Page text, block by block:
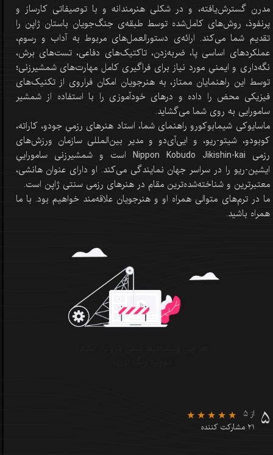
مدرن گسترش‌یافته، و در شکلی هنرمندانه و با توصیفاتی کارساز و
پرنفوذ، روش‌های کامل‌شده توسط طبقه‌ی جنگ‌جویان باستان ژاپن را
تقدیم شما می‌کند. ارائه‌ی دستورالعمل‌های مربوط به آداب و رسوم،
عملکردهای اساسی پا، ضربه‌زدن، تاکتیک‌های دفاعی، تست‌های برش،
نگه‌داری و ایمنیِ مورد‌ نیاز برای فراگیری کامل مهارت‌های شمشیرزنی؛
توسط این راهنمایان ممتاز، به هنرجویان امکان فراروی از تکنیک‌های
فیزیکی محض را داده و درهای خودآموزی را با استفاده از شمشیر
سامورایی به روی شما می‌گشاید.
ماسایوکی شیمابوکورو راهنمای شما، استاد هنرهای رزمیِ جودو، کاراته،
کوبودو، شیتو-ریو، و ایی‌آی‌دو و مدیر بین‌المللی سازمان ورزش‌های
رزمی Nippon Kobudo Jikishin-kai است و شمشیرزنی ساموراییِ
ایشین-ریو را در سراسر جهان نمایندگی می‌کند. او دارای عنوان هانشی،
معتبرترین و شناخته‌شده‌ترین مقام در هنرهای رزمی سنتی ژاپن است.
ما در ترم‌های متوالی همراه او و هنرجویان علاقه‌مند خواهیم بود. با ما
همراه باشید.
۵ از ۵
۲۱ مشارکت کننده